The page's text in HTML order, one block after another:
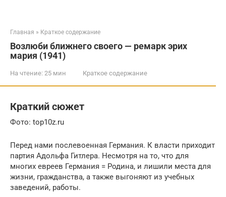
Главная » Краткое содержание
Возлюби ближнего своего — ремарк эрих
мария (1941)
На чтение: 25 мин Краткое содержание
Краткий сюжет
Фото: top10z.ru
Перед нами послевоенная Германия. К власти приходит
партия Адольфа Гитлера. Несмотря на то, что для
многих евреев Германия = Родина, и лишили места для
жизни, гражданства, а также выгоняют из учебных
заведений, работы.